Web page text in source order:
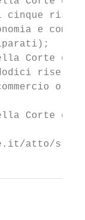
cinque
e
Corte di
Corte di
atto/